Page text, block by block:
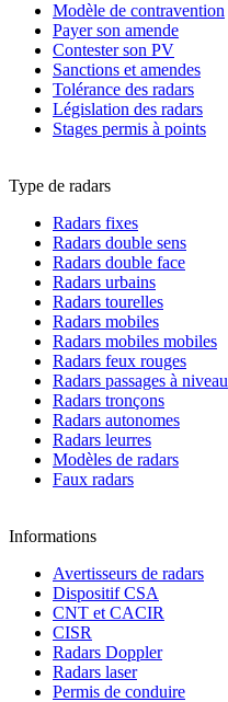
Modèle de contravention
Payer son amende
Contester son PV
Sanctions et amendes
Tolérance des radars
Législation des radars
Stages permis à points
Type de radars
Radars fixes
Radars double sens
Radars double face
Radars urbains
Radars tourelles
Radars mobiles
Radars mobiles mobiles
Radars feux rouges
Radars passages à niveau
Radars tronçons
Radars autonomes
Radars leurres
Modèles de radars
Faux radars
Informations
Avertisseurs de radars
Dispositif CSA
CNT et CACIR
CISR
Radars Doppler
Radars laser
Permis de conduire